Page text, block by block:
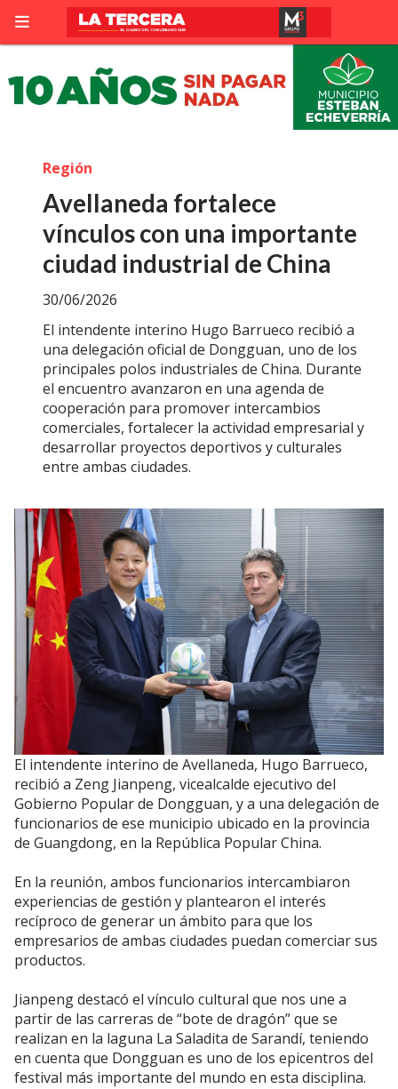
Avellaneda fortalece
vínculos con una importante
ciudad industrial de China
El intendente interino Hugo Barrueco recibió a
una delegación oficial de Dongguan, uno de los
principales polos industriales de China. Durante
el encuentro avanzaron en una agenda de
cooperación para promover intercambios
comerciales, fortalecer la actividad empresarial y
desarrollar proyectos deportivos y culturales
entre ambas ciudades.
Región
30/06/2026
El intendente interino de Avellaneda, Hugo Barrueco,
recibió a Zeng Jianpeng, vicealcalde ejecutivo del
Gobierno Popular de Dongguan, y a una delegación de
funcionarios de ese municipio ubicado en la provincia
de Guangdong, en la República Popular China.
En la reunión, ambos funcionarios intercambiaron
experiencias de gestión y plantearon el interés
recíproco de generar un ámbito para que los
empresarios de ambas ciudades puedan comerciar sus
productos.
Jianpeng destacó el vínculo cultural que nos une a
partir de las carreras de “bote de dragón” que se
realizan en la laguna La Saladita de Sarandí, teniendo
en cuenta que Dongguan es uno de los epicentros del
festival más importante del mundo en esta disciplina.